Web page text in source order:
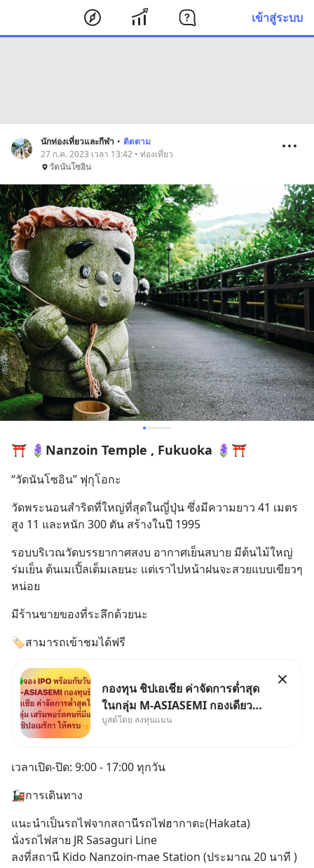
เข้าสู่ระบบ
นักท่องเที่ยวและกีฬา • ติดตาม
27 ก.ค. 2023 เวลา 13:42 • ท่องเที่ยว
วัดนันโซอิน
⛩️ 🪻Nanzoin Temple , Fukuoka 🪻⛩️
“วัดนันโซอิน” ฟุกุโอกะ
วัดพระนอนสำริดที่ใหญ่ที่สุดในญี่ปุ่น ซึ่งมีความยาว 41 เมตร
สูง 11 และหนัก 300 ตัน สร้างในปี 1995
รอบบริเวณวัดบรรยากาศสงบ อากาศเย็นสบาย มีต้นไม้ใหญ่
ร่มเย็น ต้นเมเปิ้ลเต็มเลยนะ แต่เราไปหน้าฝนจะสวยแบบเขียวๆ
หน่อย
มีร้านขายของที่ระลึกด้วยนะ
🏷️สามารถเข้าชมได้ฟรี
กองทุน ชิปเอเชีย ค่าจัดการต่ำสุด
ในกลุ่ม M-ASIASEMI กองเดียว
ครบ มีทั้ง CXMT จากจีน TSMC
บูสต์โดย ลงทุนแมน
เวลาเปิด-ปิด: 9:00 - 17:00 ทุกวัน
🚂การเดินทาง
แนะนำเป็นรถไฟจากสถานีรถไฟฮากาตะ(Hakata)
นั่งรถไฟสาย JR Sasaguri Line
ลงที่สถานี Kido Nanzoin-mae Station (ประมาณ 20 นาที )